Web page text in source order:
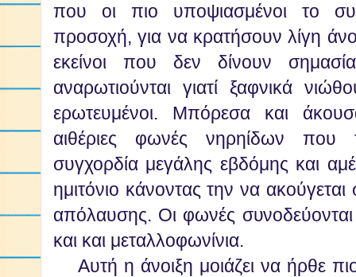
που οι πιο υποψιασμένοι το
προσοχή, για να κρατήσουν λίγη
εκείνοι που δεν δίνουν
αναρωτιούνται γιατί ξαφνικά
ερωτευμένοι. Μπόρεσα και
αιθέριες φωνές νηρηίδων που
συγχορδία μεγάλης εβδόμης και
ημιτόνιο κάνοντας την να
απόλαυσης. Οι φωνές
και και μεταλλοφωνίνια.
Αυτή η άνοιξη μοιάζει να ήρθε